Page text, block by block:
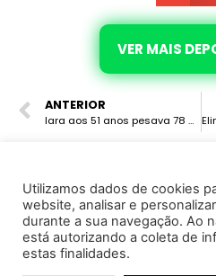
VER MAIS
ANTERIOR
Iara aos 51 anos pesava 78 quilos, conheceu o emagrecimento hormonal e eliminou 10 quilos em 5 meses e se livrou das dores e inchaço. Hoje veste manequim 38, tem mais energia e confiança, a pré-menopausa nunca foi tão leve!
© 2022 · Marcela Avila ·
Instituto de Saúde e Cursos
Utilizamos dados de cookies
website, analisar e
durante a sua navegação. Ao
está autorizando a coleta de
estas finalidades.